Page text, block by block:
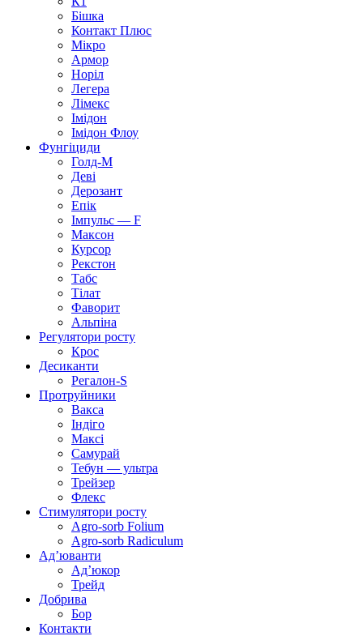
Бішка
Контакт Плюс
Мікро
Армор
Норіл
Легера
Лімекс
Імідон
Імідон Флоу
Фунгіциди
Голд-М
Деві
Дерозант
Епік
Імпульс — F
Максон
Курсор
Рекстон
Табс
Тілат
Фаворит
Альпіна
Регулятори росту
Крос
Десиканти
Регалон-S
Протруйники
Вакса
Індіго
Максі
Самурай
Тебун — ультра
Трейзер
Флекс
Стимулятори росту
Agro-sorb Folium
Agro-sorb Radiculum
Ад’юванти
Ад’юкор
Трейд
Добрива
Бор
Контакти